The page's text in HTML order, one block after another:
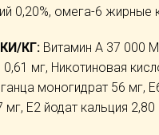
0,20%, омега-6
КГ: Витамин A 37 000
0,61 мг, Никотиновая
моногидрат 56 мг,
мг, E2 йодат кальция